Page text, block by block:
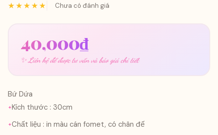
★★★★★ Chưa có đánh giá
40,000₫
✨ Liên hệ để được tư vấn và báo giá chi tiết
Bứ Dứa
Kích thước : 30cm
Chất liệu : in màu cán fomet, có chân đế